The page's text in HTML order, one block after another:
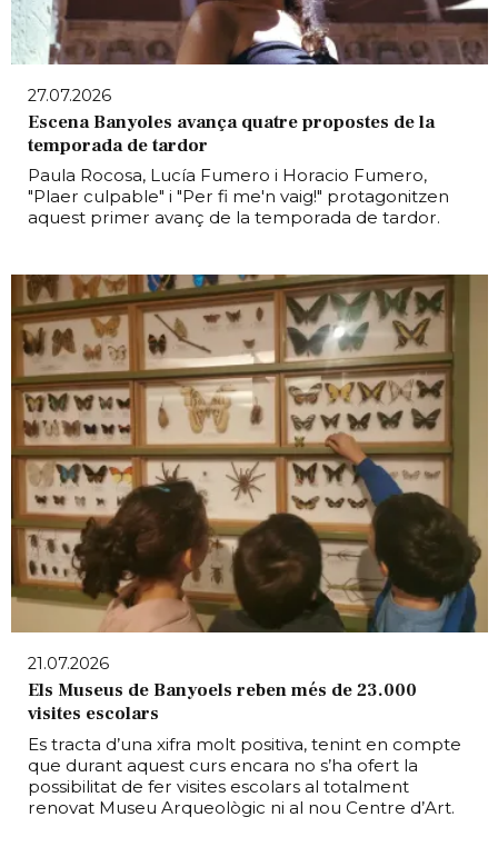
27.07.2026
Escena Banyoles avança quatre propostes de la
temporada de tardor
Paula Rocosa, Lucía Fumero i Horacio Fumero,
"Plaer culpable" i "Per fi me'n vaig!" protagonitzen
aquest primer avanç de la temporada de tardor.
21.07.2026
Els Museus de Banyoels reben més de 23.000
visites escolars
Es tracta d’una xifra molt positiva, tenint en compte
que durant aquest curs encara no s’ha ofert la
possibilitat de fer visites escolars al totalment
renovat Museu Arqueològic ni al nou Centre d’Art.